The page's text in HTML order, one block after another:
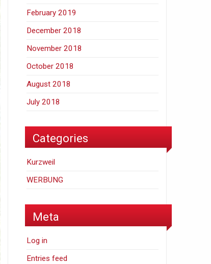
February 2019
December 2018
November 2018
October 2018
August 2018
July 2018
Categories
Kurzweil
WERBUNG
Meta
Log in
Entries feed